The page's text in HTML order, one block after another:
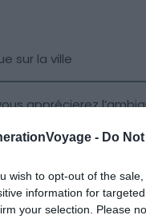
- Do
wish to opt-out of the
information for
your selection. Please
sur la ville
apprécierez
lieux d’intérêts tels
le château Saint-
magasins de